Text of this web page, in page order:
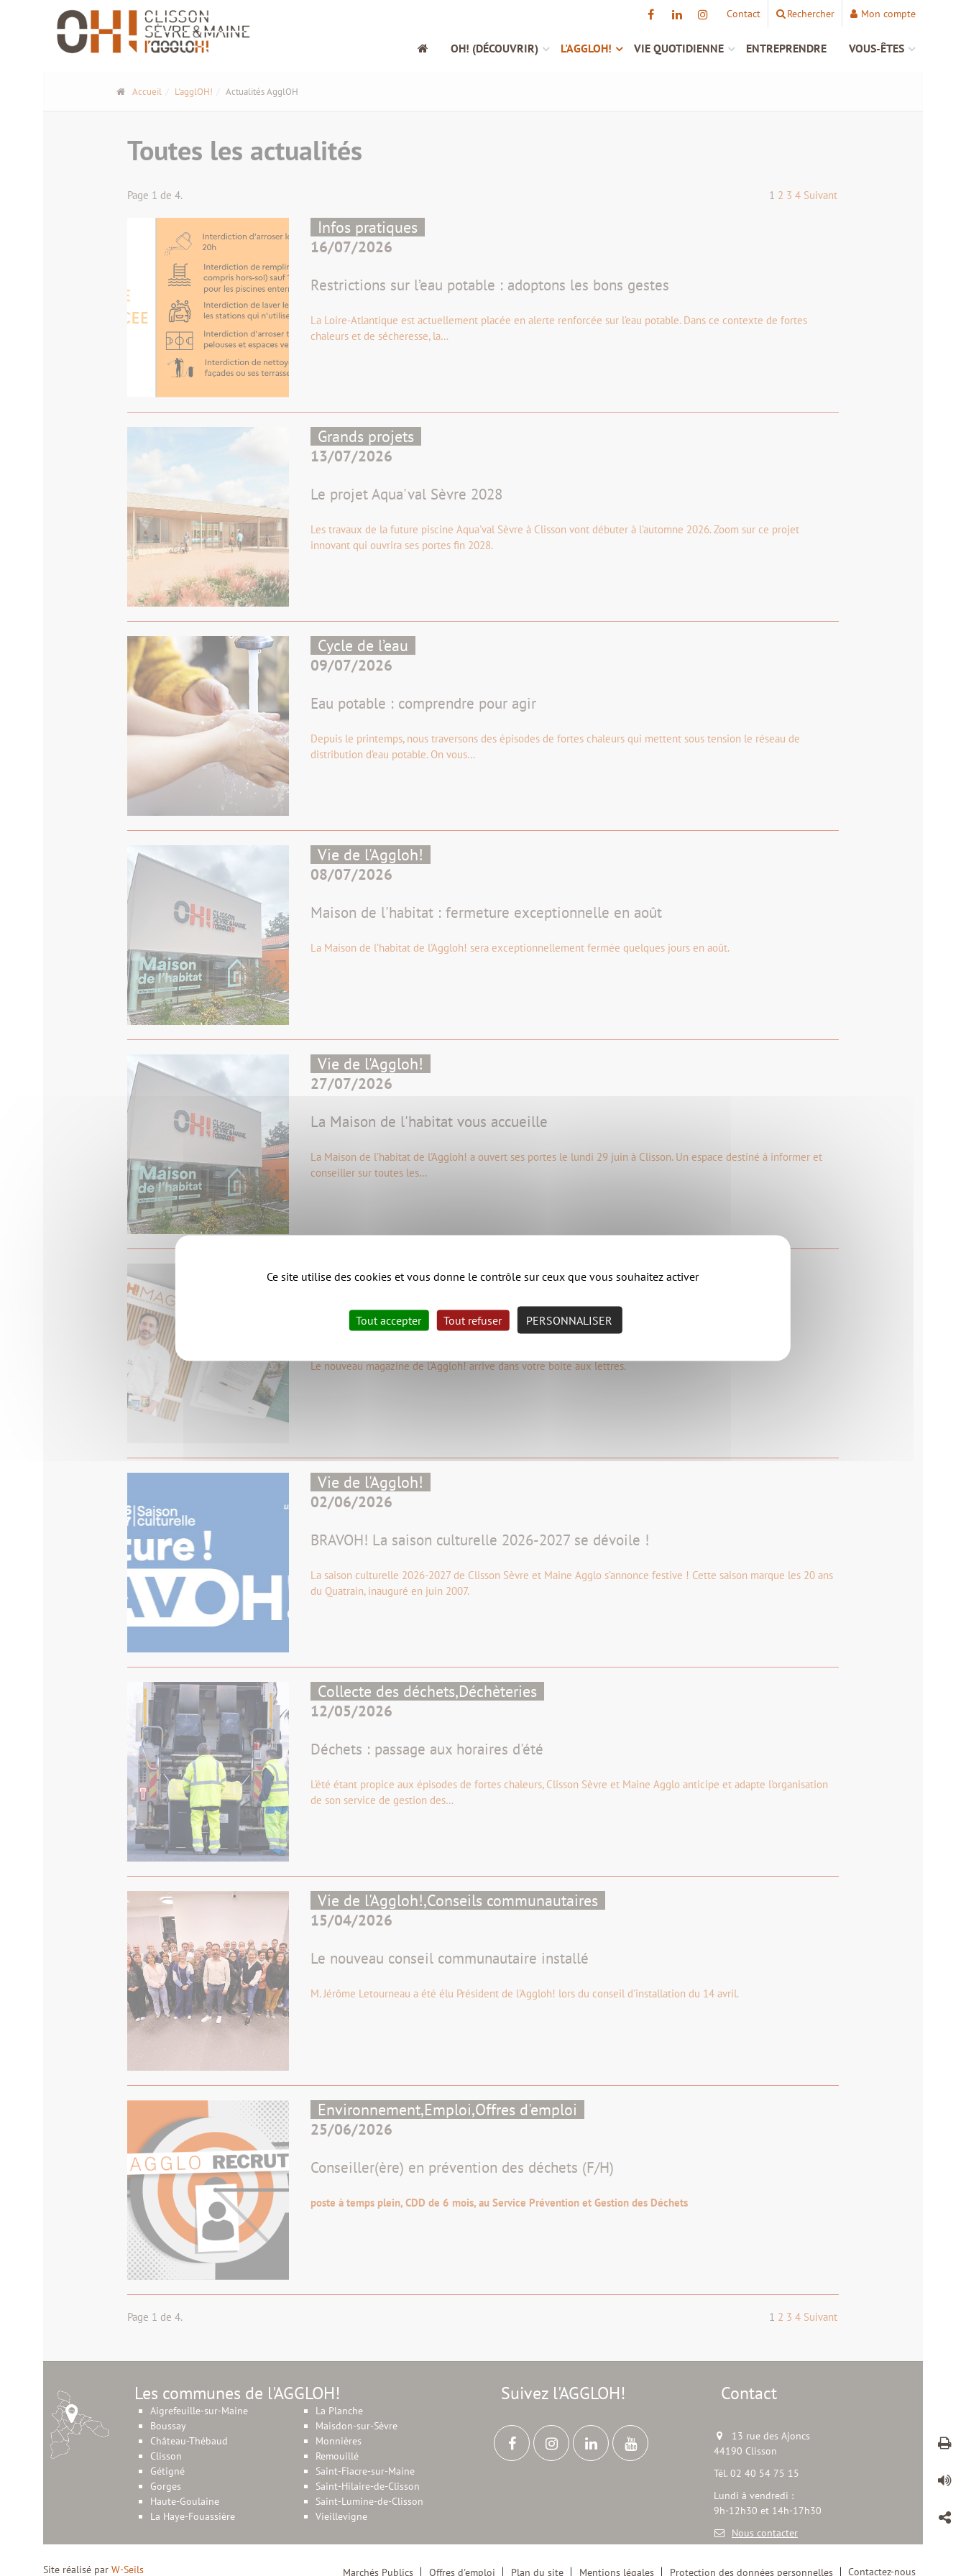
Contact Rechercher Mon compte
OH! (DÉCOUVRIR) L'AGGLOH! VIE QUOTIDIENNE ENTREPRENDRE VOUS-ÊTES
Accueil L'agglOH! Actualités AgglOH
Toutes les actualités
Page 1 de 4. 1 2 3 4 Suivant
Infos pratiques
16/07/2026
Restrictions sur l’eau potable : adoptons les bons gestes
La Loire-Atlantique est actuellement placée en alerte renforcée sur l’eau potable. Dans ce contexte de fortes
chaleurs et de sécheresse, la…
Grands projets
13/07/2026
Le projet Aqua'val Sèvre 2028
Les travaux de la future piscine Aqua'val Sèvre à Clisson vont débuter à l'automne 2026. Zoom sur ce projet
innovant qui ouvrira ses portes fin 2028.
Cycle de l’eau
09/07/2026
Eau potable : comprendre pour agir
Depuis le printemps, nous traversons des épisodes de fortes chaleurs qui mettent sous tension le réseau de
distribution d’eau potable. On vous…
Vie de l'Aggloh!
08/07/2026
Maison de l'habitat : fermeture exceptionnelle en août
La Maison de l’habitat de l'Aggloh! sera exceptionnellement fermée quelques jours en août.
Vie de l'Aggloh!
27/07/2026
La Maison de l'habitat vous accueille
La Maison de l’habitat de l'Aggloh! a ouvert ses portes le lundi 29 juin à Clisson. Un espace destiné à informer et
conseiller sur toutes les…
Publications de l'Aggloh!
OH!MAG 31 dans votre boite aux lettres
Le nouveau magazine de l'Aggloh! arrive dans votre boite aux lettres.
Vie de l'Aggloh!
02/06/2026
BRAVOH! La saison culturelle 2026-2027 se dévoile !
La saison culturelle 2026-2027 de Clisson Sèvre et Maine Agglo s’annonce festive ! Cette saison marque les 20 ans
du Quatrain, inauguré en juin 2007.
Collecte des déchets,Déchèteries
12/05/2026
Déchets : passage aux horaires d'été
L’été étant propice aux épisodes de fortes chaleurs, Clisson Sèvre et Maine Agglo anticipe et adapte l’organisation
de son service de gestion des…
Vie de l'Aggloh!,Conseils communautaires
15/04/2026
Le nouveau conseil communautaire installé
M. Jérôme Letourneau a été élu Président de l'Aggloh! lors du conseil d'installation du 14 avril.
Environnement,Emploi,Offres d'emploi
25/06/2026
Conseiller(ère) en prévention des déchets (F/H)
poste à temps plein, CDD de 6 mois, au Service Prévention et Gestion des Déchets
Page 1 de 4. 1 2 3 4 Suivant
Les communes de l'AGGLOH!
Aigrefeuille-sur-Maine
Boussay
Château-Thébaud
Clisson
Gétigné
Gorges
Haute-Goulaine
La Haye-Fouassière
La Planche
Maisdon-sur-Sèvre
Monnières
Remouillé
Saint-Fiacre-sur-Maine
Saint-Hilaire-de-Clisson
Saint-Lumine-de-Clisson
Vieillevigne
Suivez l'AGGLOH! Contact
13 rue des Ajoncs
44190 Clisson
Tél. 02 40 54 75 15
Lundi à vendredi :
9h-12h30 et 14h-17h30
Nous contacter
Site réalisé par W-Seils Marchés Publics Offres d'emploi Plan du site Mentions légales Protection des données personnelles Contactez-nous
Panneau de gestion des cookies
Ce site utilise des cookies et vous donne le contrôle sur ceux que vous souhaitez activer
Tout accepter Tout refuser PERSONNALISER